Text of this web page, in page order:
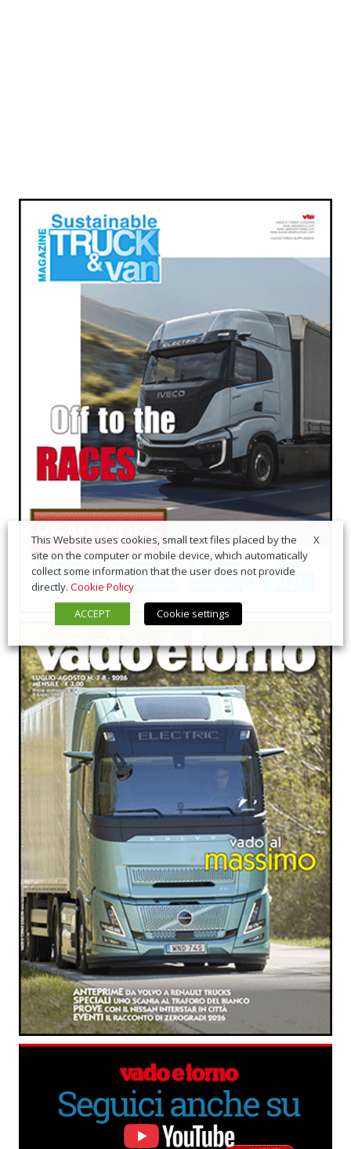
X
This Website uses cookies, small text files placed by the
site on the computer or mobile device, which automatically
collect some information that the user does not provide
directly. Cookie Policy
ACCEPT
Cookie settings